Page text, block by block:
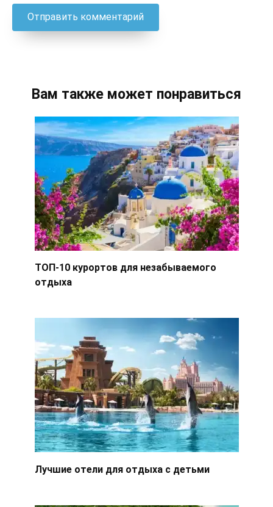
Вам также может понравиться
ТОП-10 курортов для незабываемого
отдыха
Лучшие отели для отдыха с детьми